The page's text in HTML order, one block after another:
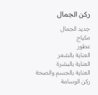
ركن الجمال
جديد الجمال
مكياج
عطور
العناية بالشعر
العناية بالبشرة
العناية بالجسم والصحة
ركن الوسامة